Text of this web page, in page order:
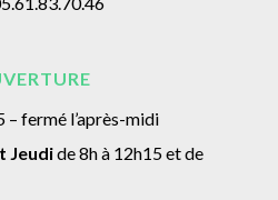
– fermé l’après-midi
Jeudide 8h à 12h15 et de